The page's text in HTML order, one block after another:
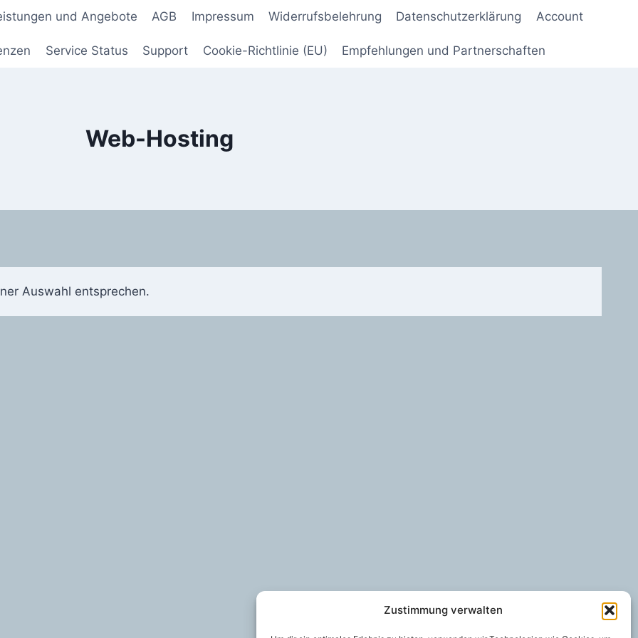
Zustimmung verwalten
und Angebote AGB Impressum Widerrufsbelehrung Datenschutzerklärung Account
Service Status Support Cookie-Richtlinie (EU) Empfehlungen und Partnerschaften
Web-Hosting
Auswahl entsprechen.